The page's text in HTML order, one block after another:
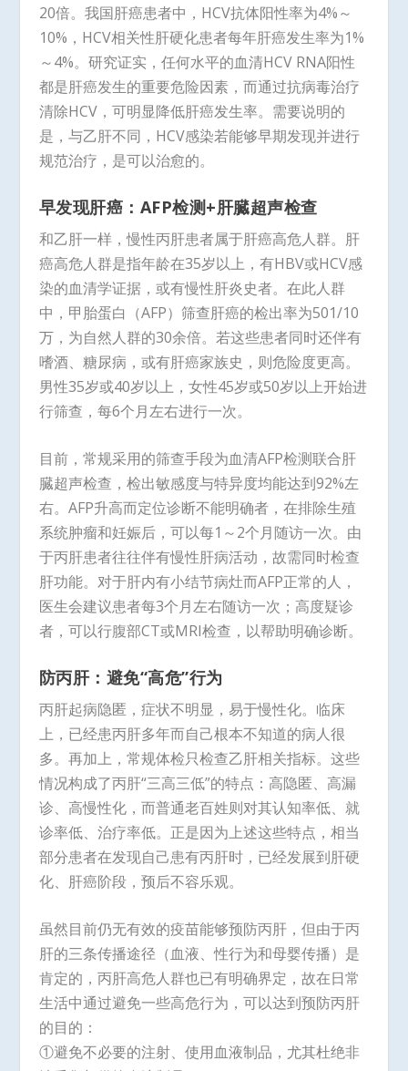
20倍。我国肝癌患者中，HCV抗体阳性率为4%～
10%，HCV相关性肝硬化患者每年肝癌发生率为1%
～4%。研究证实，任何水平的血清HCV RNA阳性
都是肝癌发生的重要危险因素，而通过抗病毒治疗
清除HCV，可明显降低肝癌发生率。需要说明的
是，与乙肝不同，HCV感染若能够早期发现并进行
规范治疗，是可以治愈的。
早发现肝癌： AFP检测+肝臓超声检查
和乙肝一样，慢性丙肝患者属于肝癌高危人群。肝
癌高危人群是指年龄在35岁以上，有HBV或HCV感
染的血清学证据，或有慢性肝炎史者。在此人群
中，甲胎蛋白（AFP）筛查肝癌的检出率为501/10
万，为自然人群的30余倍。若这些患者同时还伴有
嗜酒、糖尿病，或有肝癌家族史，则危险度更高。
男性35岁或40岁以上，女性45岁或50岁以上开始进
行筛查，每6个月左右进行一次。
目前，常规采用的筛查手段为血清AFP检测联合肝
臓超声检查，检出敏感度与特异度均能达到92%左
右。AFP升高而定位诊断不能明确者，在排除生殖
系统肿瘤和妊娠后，可以每1～2个月随访一次。由
于丙肝患者往往伴有慢性肝病活动，故需同时检查
肝功能。对于肝内有小结节病灶而AFP正常的人，
医生会建议患者每3个月左右随访一次；高度疑诊
者，可以行腹部CT或MRI检查，以帮助明确诊断。
防丙肝：避免“高危”行为
丙肝起病隐匿，症状不明显，易于慢性化。临床
上，已经患丙肝多年而自己根本不知道的病人很
多。再加上，常规体检只检查乙肝相关指标。这些
情况构成了丙肝“三高三低”的特点：高隐匿、高漏
诊、高慢性化，而普通老百姓则对其认知率低、就
诊率低、治疗率低。正是因为上述这些特点，相当
部分患者在发现自己患有丙肝时，已经发展到肝硬
化、肝癌阶段，预后不容乐观。
虽然目前仍无有效的疫苗能够预防丙肝，但由于丙
肝的三条传播途径（血液、性行为和母婴传播）是
肯定的，丙肝高危人群也已有明确界定，故在日常
生活中通过避免一些高危行为，可以达到预防丙肝
的目的：
①避免不必要的注射、使用血液制品，尤其杜绝非